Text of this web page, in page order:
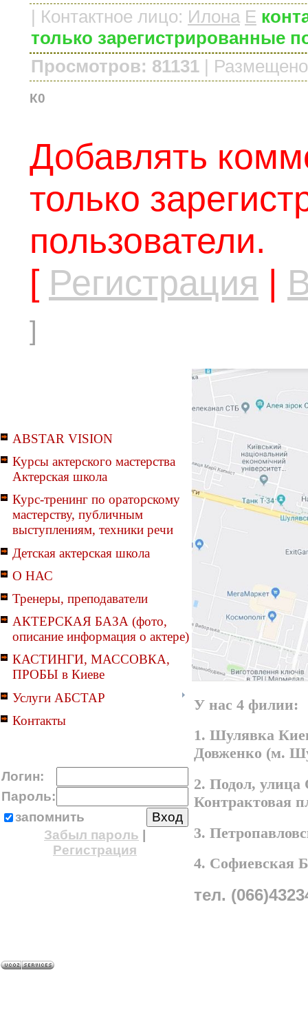
| Контактное лицо: Илона E
только зарегистрированные
Просмотров: 81131 |
К0
Добавлять
только
пользователи.
[ Регистрация |
]
ABSTAR VISION
Курсы актерского мастерства
Актерская школа
Курс-тренинг по ораторскому
мастерству, публичным
выступлениям, техники речи
Детская актерская школа
О НАС
Тренеры, преподаватели
АКТЕРСКАЯ БАЗА (фото,
описание информация о актере)
КАСТИНГИ, МАССОВКА,
ПРОБЫ в Киеве
Услуги АБСТАР
Контакты
Логин:
Пароль:
запомнить
Забыл пароль
Регистрация
У нас 4 филии:
1. Шулявка
Довженко (м.
2. Подол,
Контрактовая
3.
4. Софиевская
тел.